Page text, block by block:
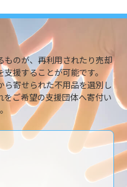
ものが、再利用されたり売却
援することが可能です。
寄せられた不用品を選別し
ご希望の支援団体へ寄付い